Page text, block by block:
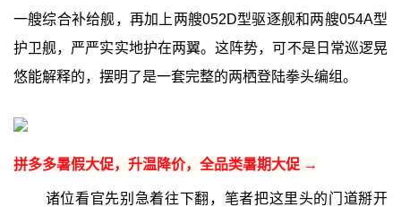
一艘综合补给舰，再加上两艘052D型驱逐舰和两艘054A型
护卫舰，严严实实地护在两翼。这阵势，可不是日常巡逻晃
悠能解释的，摆明了是一套完整的两栖登陆拳头编组。
拼多多暑假大促，升温降价，全品类暑期大促 →
诸位看官先别急着往下翻，笔者把这里头的门道掰开